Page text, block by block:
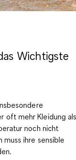
Wichtigste
oft mehr Kleidung
noch nicht
ihre sensible